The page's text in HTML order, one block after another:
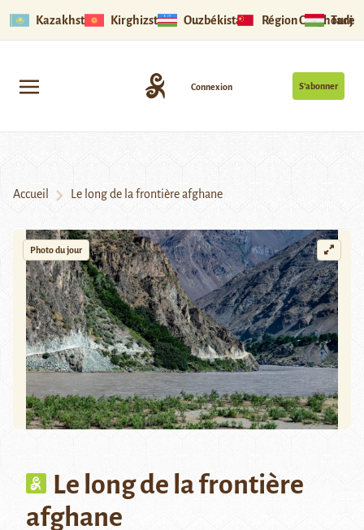
Kazakhstan Kirghizstan Ouzbékistan Région Ouïghoure
S’abonner
Connexion
Accueil Le long de la frontière afghane
Photo du jour
Le long de la frontière
afghane